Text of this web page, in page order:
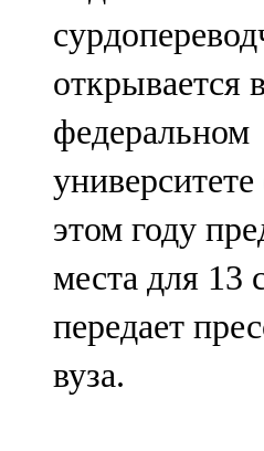
Минзәлә
107,3 FM
Мөслим
100,0 FM
Нурлат
104,7 FM
Олы Әтнә
71,42 FM
открывается
федеральном
этом году
места для 13
передает
вуза.